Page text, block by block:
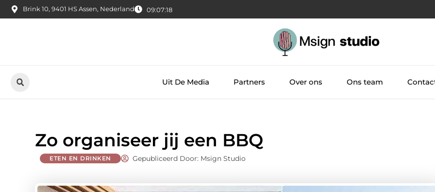
Brink 10, 9401 HS Assen, Nederland 09:07:19
Uit De Media Partners Over ons Ons team
Zo organiseer jij een BBQ
ETEN EN DRINKEN Gepubliceerd Door: Msign Studio